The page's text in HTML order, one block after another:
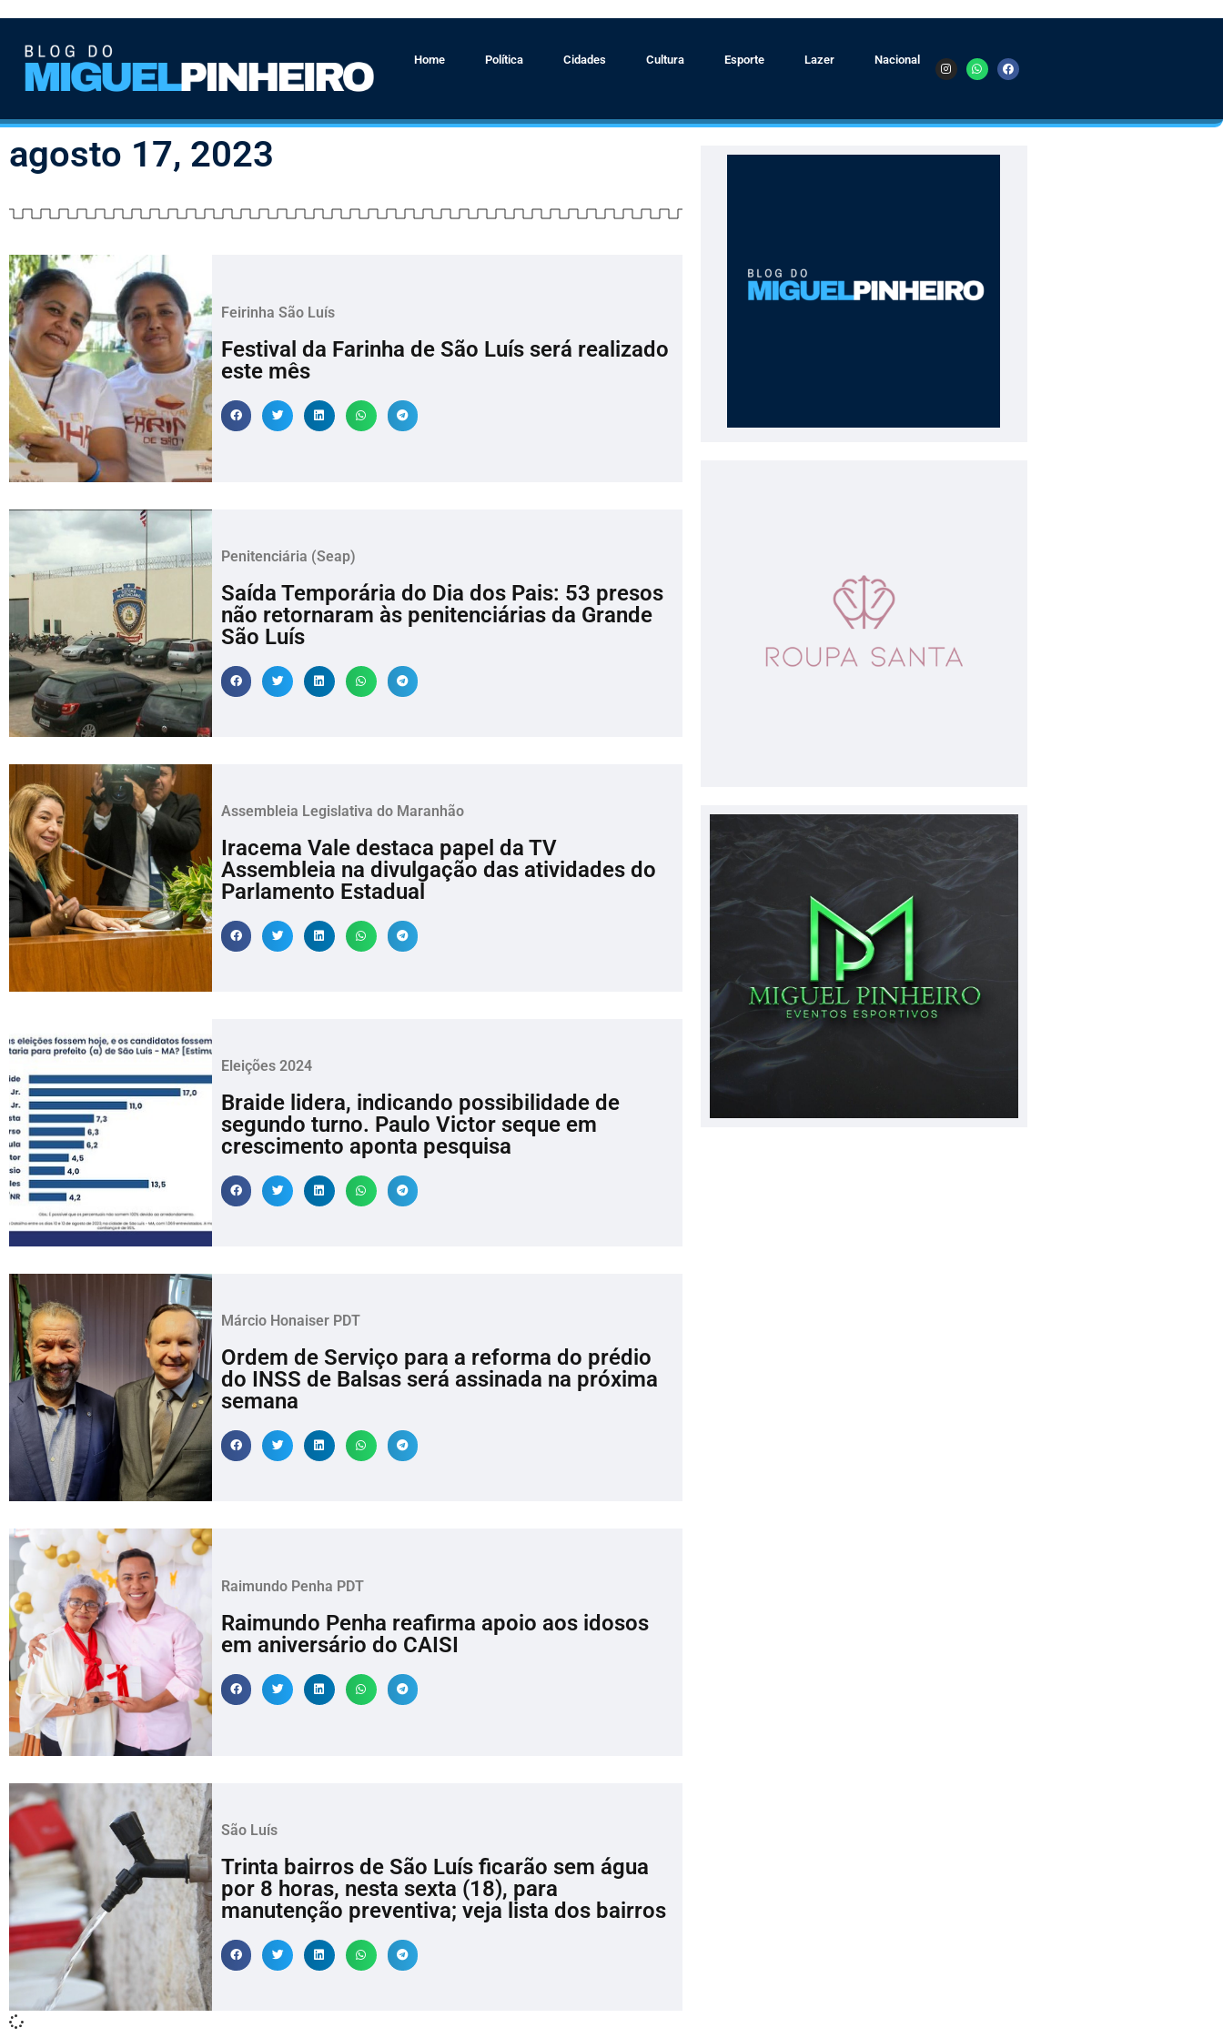
Home Política Cidades Cultura Esporte Lazer Nacional
agosto 17, 2023
Feirinha São Luís
Festival da Farinha de São Luís será realizado
este mês
Penitenciária (Seap)
Saída Temporária do Dia dos Pais: 53 presos
não retornaram às penitenciárias da Grande
São Luís
Assembleia Legislativa do Maranhão
Iracema Vale destaca papel da TV
Assembleia na divulgação das atividades do
Parlamento Estadual
Eleições 2024
Braide lidera, indicando possibilidade de
segundo turno. Paulo Victor seque em
crescimento aponta pesquisa
Márcio Honaiser PDT
Ordem de Serviço para a reforma do prédio
do INSS de Balsas será assinada na próxima
semana
Raimundo Penha PDT
Raimundo Penha reafirma apoio aos idosos
em aniversário do CAISI
São Luís
Trinta bairros de São Luís ficarão sem água
por 8 horas, nesta sexta (18), para
manutenção preventiva; veja lista dos bairros